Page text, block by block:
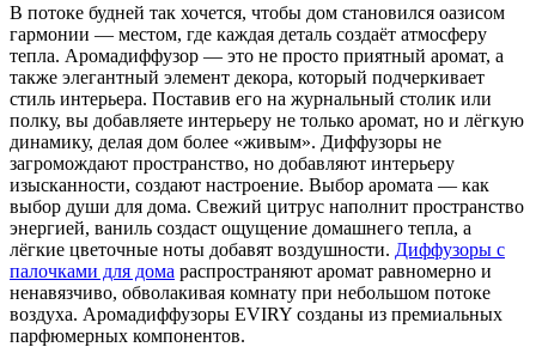
В потоке будней так хочется, чтобы дом становился оазисом
гармонии — местом, где каждая деталь создаёт атмосферу
тепла. Аромадиффузор — это не просто приятный аромат, а
также элегантный элемент декора, который подчеркивает
стиль интерьера. Поставив его на журнальный столик или
полку, вы добавляете интерьеру не только аромат, но и лёгкую
динамику, делая дом более «живым». Диффузоры не
загромождают пространство, но добавляют интерьеру
изысканности, создают настроение. Выбор аромата — как
выбор души для дома. Свежий цитрус наполнит пространство
энергией, ваниль создаст ощущение домашнего тепла, а
лёгкие цветочные ноты добавят воздушности. Диффузоры с
палочками для дома распространяют аромат равномерно и
ненавязчиво, обволакивая комнату при небольшом потоке
воздуха. Аромадиффузоры EVIRY созданы из премиальных
парфюмерных компонентов.